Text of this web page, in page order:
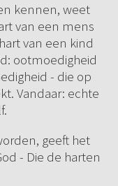
kennen, weet
van een mens
van een kind
ootmoedigheid
- die op
Vandaar: echte
geeft het
- Die de harten